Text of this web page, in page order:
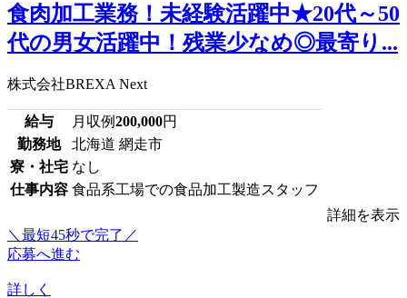
食肉加工業務！未経験活躍中★20代～50
代の男女活躍中！残業少なめ◎最寄り...
株式会社BREXA Next
給与 月収例200,000円
勤務地
北海道 網走市
寮・社宅 なし
仕事内容 食品系工場での食品加工製造スタッフ
詳細を表示
＼最短45秒で完了／
応募へ進む
詳しく